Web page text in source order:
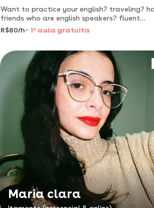
Want to practice your english? traveling?
friends who are english speakers? fluent
bilingual english teacher gives amazing
conversation classes!
R$80/h 1 a aula gratuita
Maria clara